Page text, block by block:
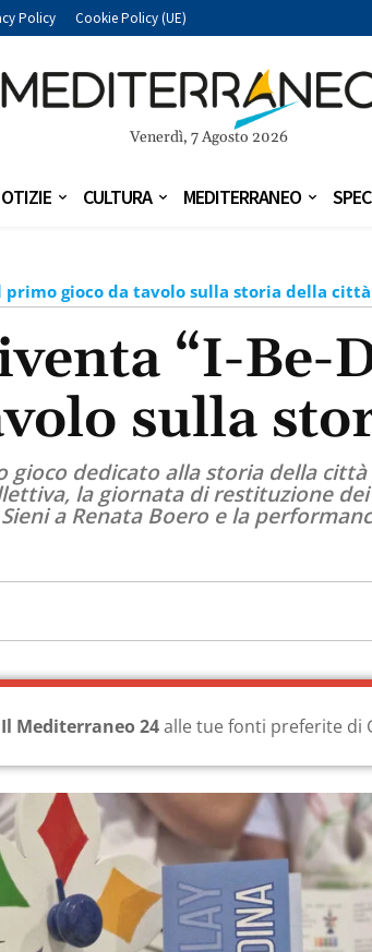
Policy Cookie Policy (UE)
Venerdì, 7 Agosto 2026
CULTURA MEDITERRANEO
primo gioco da tavolo sulla storia della città
“I-Be-
sulla
dedicato alla storia della città
la giornata di restituzione
a Renata Boero e la
Il Mediterraneo 24alle tue fonti preferite di